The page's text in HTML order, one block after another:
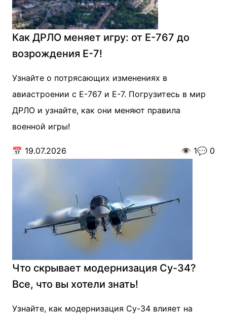
Как ДРЛО меняет игру: от E-767 до
возрождения E-7!
Узнайте о потрясающих изменениях в
авиастроении с E-767 и E-7. Погрузитесь в мир
ДРЛО и узнайте, как они меняют правила
военной игры!
📅 19.07.2026 👁️ 1💬 0
Что скрывает модернизация Су-34?
Все, что вы хотели знать!
Узнайте, как модернизация Су-34 влияет на